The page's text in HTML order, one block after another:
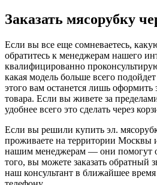
Заказать мясорубку
Если вы все еще сомневаетесь,
обратитесь к менеджерам нашего
квалифицированно
какая модель больше всего
этого вам останется лишь оформить
товара. Если вы живете за
удобнее всего это сделать через
Если вы решили купить эл.
проживаете на территории Москвы
нашим менеджерам — они помогут
того, вы можете заказать обратный
наш консультант в ближайшее